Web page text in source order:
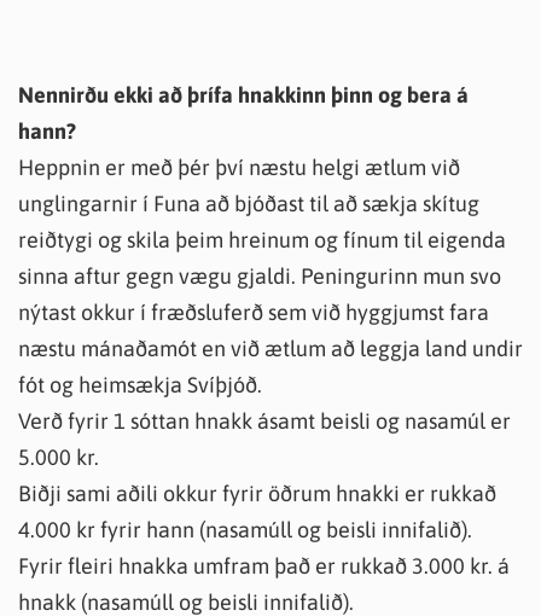
Nennirðu ekki að þrífa hnakkinn þinn og bera á
hann?
Heppnin er með þér því næstu helgi ætlum við
unglingarnir í Funa að bjóðast til að sækja skítug
reiðtygi og skila þeim hreinum og fínum til eigenda
sinna aftur gegn vægu gjaldi. Peningurinn mun svo
nýtast okkur í fræðsluferð sem við hyggjumst fara
næstu mánaðamót en við ætlum að leggja land undir
fót og heimsækja Svíþjóð.
Verð fyrir 1 sóttan hnakk ásamt beisli og nasamúl er
5.000 kr.
Biðji sami aðili okkur fyrir öðrum hnakki er rukkað
4.000 kr fyrir hann (nasamúll og beisli innifalið).
Fyrir fleiri hnakka umfram það er rukkað 3.000 kr. á
hnakk (nasamúll og beisli innifalið).